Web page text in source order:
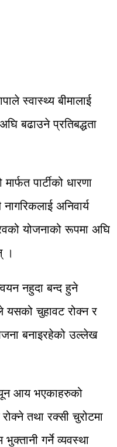
स्वास्थ्य बीमालाई
बढाउने प्रतिबद्धता
पार्टीको धारणा
अनिवार्य
योजनाको रूपमा अघि
।
नहुदा बन्द हुने
यसको चुहावट रोक्न र
बनाइरहेको उल्लेख
आय भएकाहरुको
तथा रक्सी चुरोटमा
गर्ने व्यवस्था